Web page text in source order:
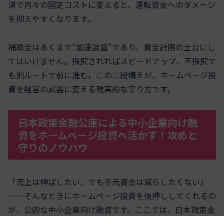
済で月々の固定コストに変えると、運転資金へのダメージ
を抑えやすくなります。
補助金はあくまで“加速装置”であり、資金計画の土台にし
てはいけません。採択されればスピードアップ、不採択で
も別ルートで前に進む。この二段構えが、ホームページ投
資を経営の武器に変える現実的な守り方です。
日本政策金融公庫による中小企業向け融
資をホームページ投資へ活かす！攻めと
守りのノウハウ
「売上は伸ばしたい、でも手元資金は減らしたくない」
——そんなときにホームページ投資を後押ししてくれるの
が、公的な中小企業向け融資です。ここでは、日本政策金